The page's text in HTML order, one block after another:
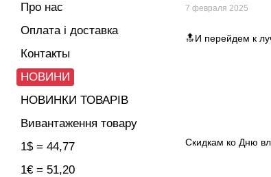
7 февраля 2025
🔝И перейдем к
Скидкам ко Дню
Про нас
Оплата і доставка
Контакты
НОВИНИ
НОВИНКИ ТОВАРІВ
Вивантаження товару
1$ = 44,77
1€ = 51,20